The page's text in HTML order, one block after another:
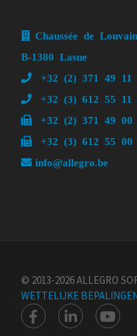
Chaussée de
B-1380 Lasne
+32 (2) 371 49 11
+32 (3) 612 55 11
+32 (2) 371 49 00
+32 (3) 612 55 00
info@allegro.be
© 2013-2026 ALLEGRO
WETTELIJKE